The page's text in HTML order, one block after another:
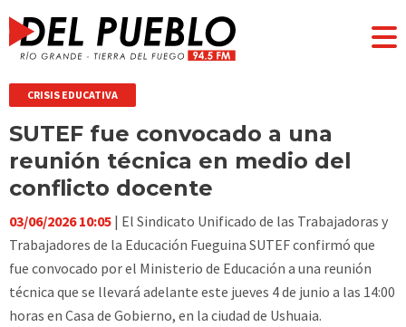
CRISIS EDUCATIVA
SUTEF fue convocado a una
reunión técnica en medio del
conflicto docente
03/06/2026 10:05 | El Sindicato Unificado de las Trabajadoras y
Trabajadores de la Educación Fueguina SUTEF confirmó que
fue convocado por el Ministerio de Educación a una reunión
técnica que se llevará adelante este jueves 4 de junio a las 14:00
horas en Casa de Gobierno, en la ciudad de Ushuaia.